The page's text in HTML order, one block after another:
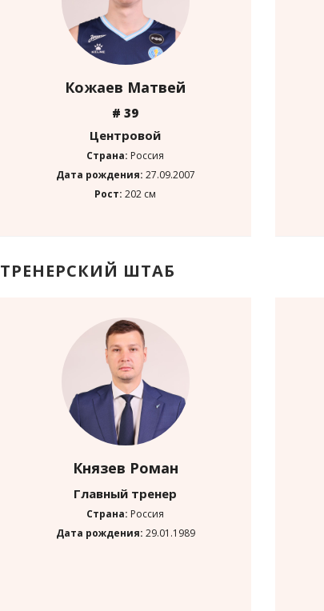
Кожаев Матвей
# 39
Центровой
Страна: Россия
Дата рождения: 27.09.2007
Рост:202 см
ТРЕНЕРСКИЙ ШТАБ
Князев Роман
Главный тренер
Страна: Россия
Дата рождения: 29.01.1989